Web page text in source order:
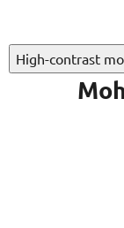
High-contrast